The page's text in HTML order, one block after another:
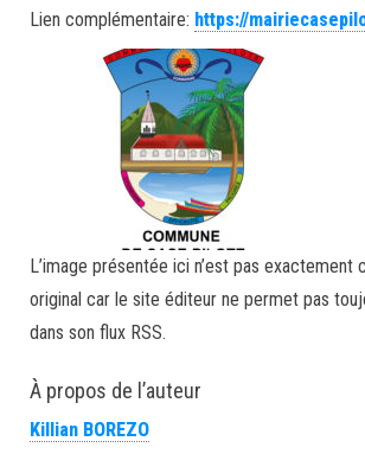
Lien complémentaire: https://
L’image présentée ici n’est pas exactement
original car le site éditeur ne permet pas
dans son flux RSS.
À propos de l’auteur
Killian BOREZO